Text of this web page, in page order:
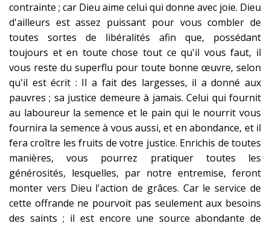
contrainte ; car Dieu aime celui qui donne avec joie. Dieu
d'ailleurs est assez puissant pour vous combler de
toutes sortes de libéralités afin que, possédant
toujours et en toute chose tout ce qu'il vous faut, il
vous reste du superflu pour toute bonne œuvre, selon
qu'il est écrit : Il a fait des largesses, il a donné aux
pauvres ; sa justice demeure à jamais. Celui qui fournit
au laboureur la semence et le pain qui le nourrit vous
fournira la semence à vous aussi, et en abondance, et il
fera croître les fruits de votre justice. Enrichis de toutes
manières, vous pourrez pratiquer toutes les
générosités, lesquelles, par notre entremise, feront
monter vers Dieu l'action de grâces. Car le service de
cette offrande ne pourvoit pas seulement aux besoins
des saints ; il est encore une source abondante de